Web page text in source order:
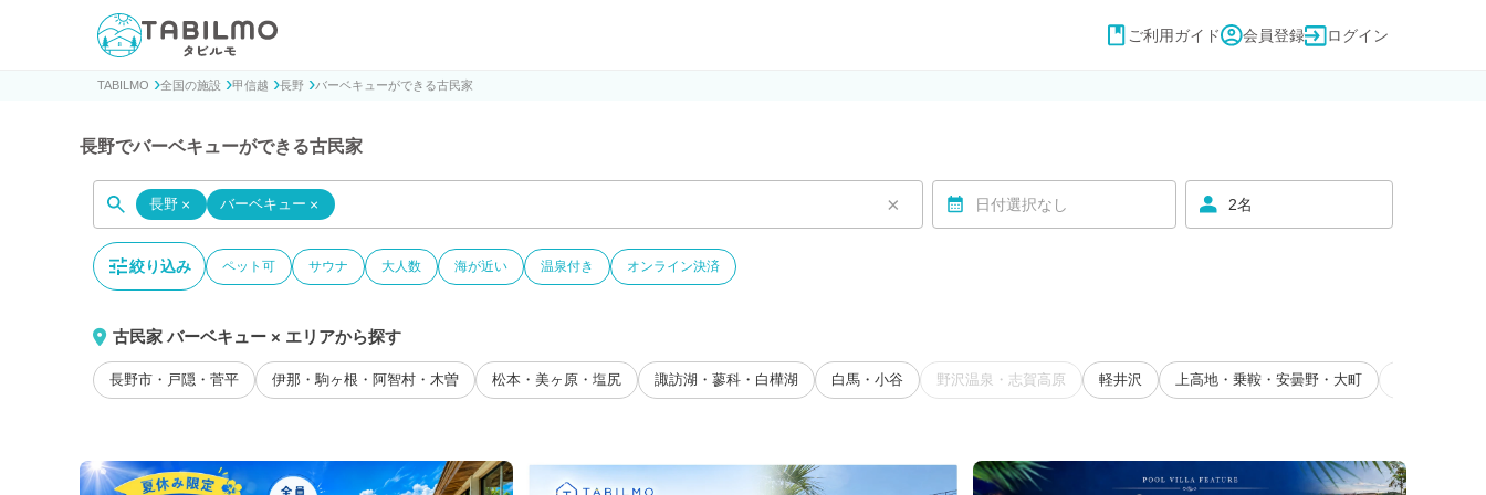
貸別荘コテージ・一棟貸し宿泊予約サイトTABILMO(タビルモ)
ご利用ガイド 会員登録 ログイン
TABILMO 全国の施設 甲信越 長野 バーベキューができる古民家
長野でバーベキューができる古民家
長野 × バーベキュー × × 日付選択なし 2名
絞り込み ペット可 サウナ 大人数 海が近い 温泉付き オンライン決済
古民家 バーベキュー × エリアから探す
長野市・戸隠・菅平 伊那・駒ヶ根・阿智村・木曽 松本・美ヶ原・塩尻 諏訪湖・蓼科・白樺湖 白馬・小谷 野沢温泉・志賀高原 軽井沢 上高地・乗鞍・安曇野・大町